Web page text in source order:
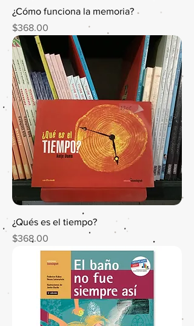
¿Cómo funciona la memoria?
Precio
$368.00
¿Qués es el tiempo?
Precio
$368.00